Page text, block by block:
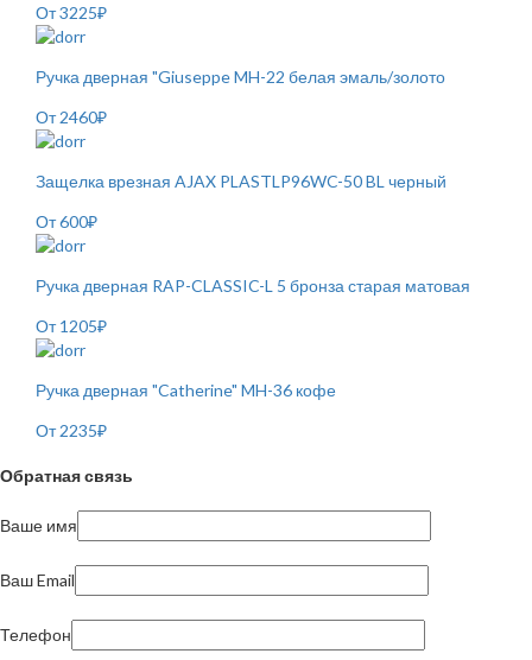
От3225₽
Ручка дверная "Giuseppe MH-22 белая эмаль/золото
От2460₽
Защелка врезная AJAX PLASTLP96WC-50 BL черный
От600₽
Ручка дверная RAP-CLASSIC-L 5 бронза старая матовая
От1205₽
Ручка дверная "Catherine" MH-36 кофе
От2235₽
Обратная связь
Ваше имя
Ваш Email
Телефон